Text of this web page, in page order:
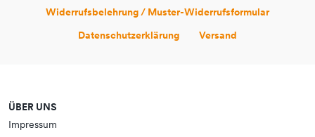
Widerrufsbelehrung / Muster-Widerrufsformular
Datenschutzerklärung
Versand
ÜBER UNS
Impressum